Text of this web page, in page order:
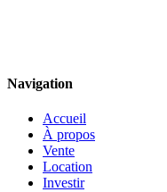
Navigation
Accueil
À propos
Vente
Location
Investir